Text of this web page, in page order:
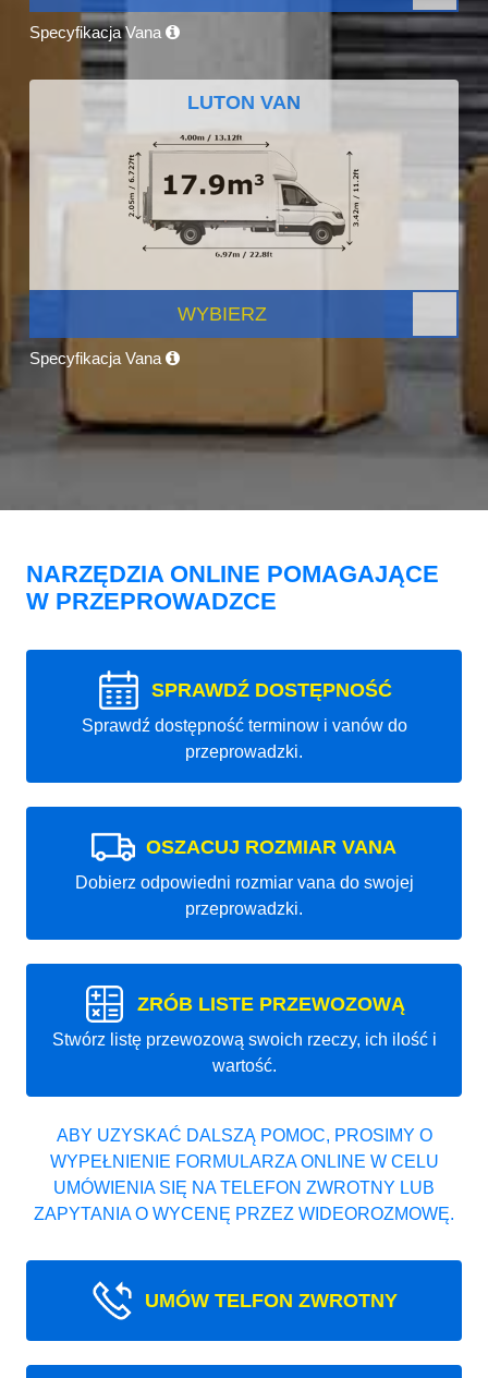
Specyfikacja Vana
LUTON VAN
WYBIERZ
Specyfikacja Vana
NARZĘDZIA ONLINE POMAGAJĄCE
W PRZEPROWADZCE
SPRAWDŹ DOSTĘPNOŚĆ
Sprawdź dostępność terminow i vanów do
przeprowadzki.
OSZACUJ ROZMIAR VANA
Dobierz odpowiedni rozmiar vana do swojej
przeprowadzki.
ZRÓB LISTE PRZEWOZOWĄ
Stwórz listę przewozową swoich rzeczy, ich ilość i
wartość.
ABY UZYSKAĆ DALSZĄ POMOC, PROSIMY O
WYPEŁNIENIE FORMULARZA ONLINE W CELU
UMÓWIENIA SIĘ NA TELEFON ZWROTNY LUB
ZAPYTANIA O WYCENĘ PRZEZ WIDEOROZMOWĘ.
UMÓW TELFON ZWROTNY